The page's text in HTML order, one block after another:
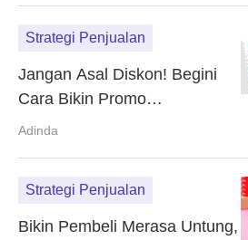
Strategi Penjualan
Jangan Asal Diskon! Begini
Cara Bikin Promo
Kemerdekaan yang Cuan
Adinda
Strategi Penjualan
Bikin Pembeli Merasa Untung,